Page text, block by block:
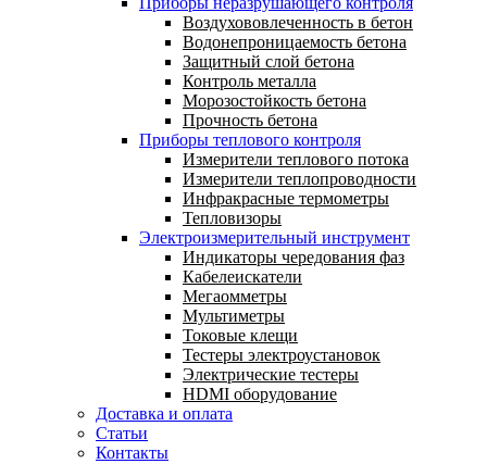
Воздухововлеченность в бетон
Водонепроницаемость бетона
Защитный слой бетона
Контроль металла
Морозостойкость бетона
Прочность бетона
Приборы теплового контроля
Измерители теплового потока
Измерители теплопроводности
Инфракрасные термометры
Тепловизоры
Электроизмерительный инструмент
Индикаторы чередования фаз
Кабелеискатели
Мегаомметры
Мультиметры
Токовые клещи
Тестеры электроустановок
Электрические тестеры
HDMI оборудование
Доставка и оплата
Статьи
Контакты